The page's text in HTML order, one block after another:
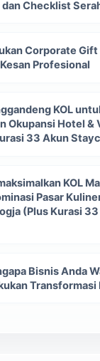
Checklist
Corporate Gift
Profesional
KOL
Okupansi Hotel &
33 Akun
KOL
Pasar
(Plus Kurasi
Bisnis Anda
Transformasi